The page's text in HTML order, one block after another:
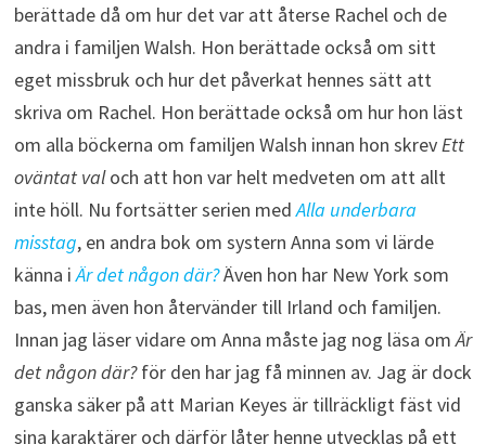
berättade då om hur det var att återse Rachel och de
andra i familjen Walsh. Hon berättade också om sitt
eget missbruk och hur det påverkat hennes sätt att
skriva om Rachel. Hon berättade också om hur hon läst
om alla böckerna om familjen Walsh innan hon skrevEtt
oväntat valoch att hon var helt medveten om att allt
inte höll. Nu fortsätter serien medAlla underbara
misstag, en andra bok om systern Anna som vi lärde
känna iÄr det någon där?Även hon har New York som
bas, men även hon återvänder till Irland och familjen.
Innan jag läser vidare om Anna måste jag nog läsa omÄr
det någon där?för den har jag få minnen av. Jag är dock
ganska säker på att Marian Keyes är tillräckligt fäst vid
sina karaktärer och därför låter henne utvecklas på ett